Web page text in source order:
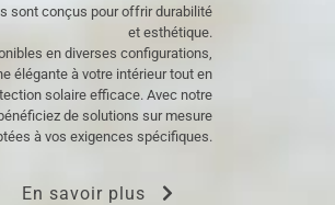
sont conçus pour offrir durabilité
et esthétique.
en diverses configurations,
élégante à votre intérieur tout en
solaire efficace. Avec notre
de solutions sur mesure
à vos exigences spécifiques.
En savoir plus